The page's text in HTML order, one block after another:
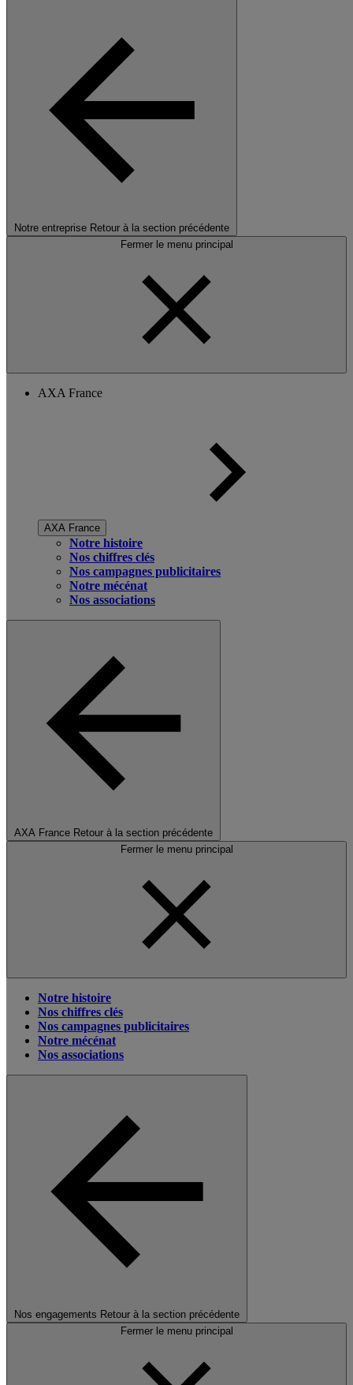
Notre entreprise Retour à la section précédente
Fermer le menu principal
AXA France
AXA France
Notre histoire
Nos chiffres clés
Nos campagnes publicitaires
Notre mécénat
Nos associations
AXA France Retour à la section précédente
Fermer le menu principal
Notre histoire
Nos chiffres clés
Nos campagnes publicitaires
Notre mécénat
Nos associations
Nos engagements Retour à la section précédente
Fermer le menu principal